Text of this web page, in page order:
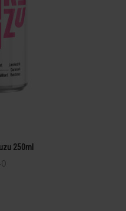
250ml